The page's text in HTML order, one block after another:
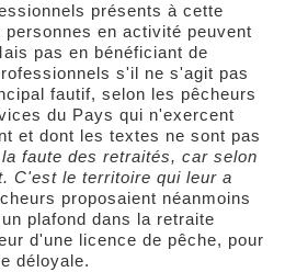
présents à cette
en activité peuvent
pas en bénéficiant de
s'il ne s'agit pas
fautif, selon les pêcheurs
du Pays qui n'exercent
et dont les textes ne sont pas
faute des retraités, car selon
C'est le territoire qui leur a
proposaient néanmoins
plafond dans la retraite
d'une licence de pêche, pour
déloyale.